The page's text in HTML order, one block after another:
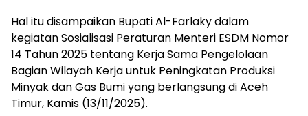
Hal itu disampaikan Bupati Al-Farlaky dalam
kegiatan Sosialisasi Peraturan Menteri ESDM Nomor
14 Tahun 2025 tentang Kerja Sama Pengelolaan
Bagian Wilayah Kerja untuk Peningkatan Produksi
Minyak dan Gas Bumi yang berlangsung di Aceh
Timur, Kamis (13/11/2025).